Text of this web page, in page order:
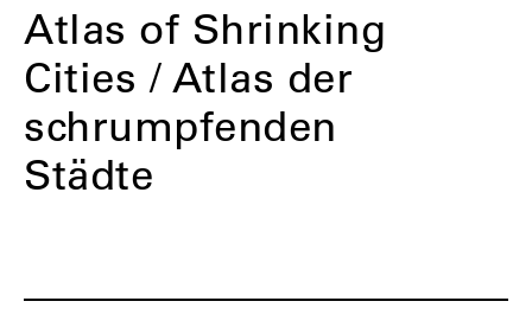
Atlas of Shrinking
Cities / Atlas der
schrumpfenden
Städte